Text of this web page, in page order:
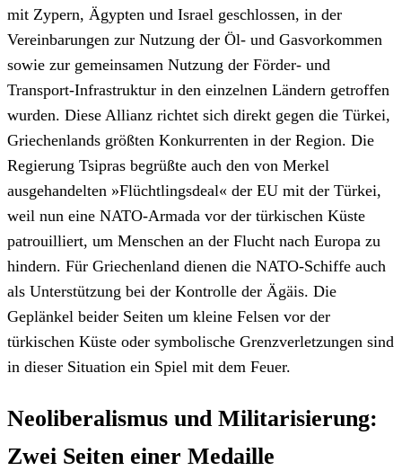
mit Zypern, Ägypten und Israel geschlossen, in der
Vereinbarungen zur Nutzung der Öl- und Gasvorkommen
sowie zur gemeinsamen Nutzung der Förder- und
Transport-Infrastruktur in den einzelnen Ländern getroffen
wurden. Diese Allianz richtet sich direkt gegen die Türkei,
Griechenlands größten Konkurrenten in der Region. Die
Regierung Tsipras begrüßte auch den von Merkel
ausgehandelten »Flüchtlingsdeal« der EU mit der Türkei,
weil nun eine NATO-Armada vor der türkischen Küste
patrouilliert, um Menschen an der Flucht nach Europa zu
hindern. Für Griechenland dienen die NATO-Schiffe auch
als Unterstützung bei der Kontrolle der Ägäis. Die
Geplänkel beider Seiten um kleine Felsen vor der
türkischen Küste oder symbolische Grenzverletzungen sind
in dieser Situation ein Spiel mit dem Feuer.
Neoliberalismus und Militarisierung:
Zwei Seiten einer Medaille